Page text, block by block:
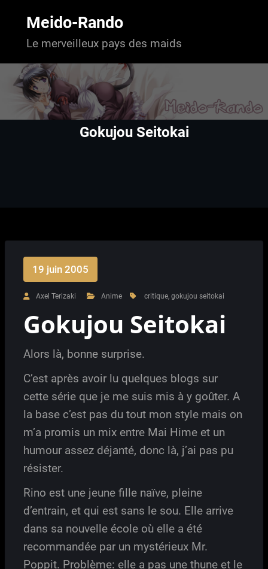
Meido-Rando
Le merveilleux pays des maids
Gokujou Seitokai
19 juin 2005
Axel Terizaki Anime critique, gokujou seitokai
Gokujou Seitokai
Alors là, bonne surprise.
C’est après avoir lu quelques blogs sur
cette série que je me suis mis à y goûter. A
la base c’est pas du tout mon style mais on
m’a promis un mix entre Mai Hime et un
humour assez déjanté, donc là, j’ai pas pu
résister.
Rino est une jeune fille naïve, pleine
d’entrain, et qui est sans le sou. Elle arrive
dans sa nouvelle école où elle a été
recommandée par un mystérieux Mr.
Poppit. Problème: elle a pas une thune et le